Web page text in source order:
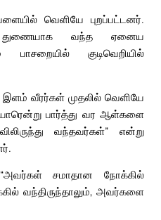
வெளியே புறப்பட்டனர்.
துணையாக வந்த ஏனைய
குடிவெறியில்
வீரர்கள் முதலில் வெளியே
பார்த்து வர ஆள்களை
வந்தவர்கள்” என்று
சமாதான நோக்கில்
வந்திருந்தாலும், அவர்களை